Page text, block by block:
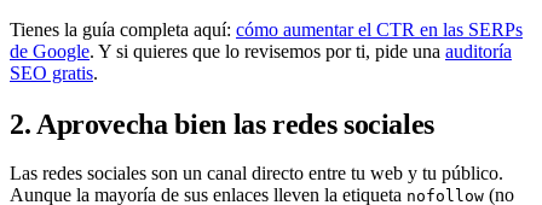
Tienes la guía completa aquí: cómo aumentar el CTR en las SERPs
de Google. Y si quieres que lo revisemos por ti, pide una auditoría
SEO gratis.
2. Aprovecha bien las redes sociales
Las redes sociales son un canal directo entre tu web y tu público.
Aunque la mayoría de sus enlaces lleven la etiqueta nofollow (no